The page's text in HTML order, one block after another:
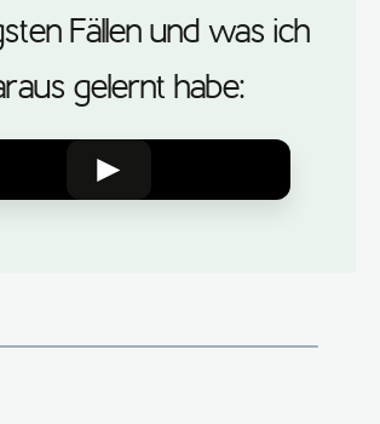
Fällen und was ich
gelernt habe:
►